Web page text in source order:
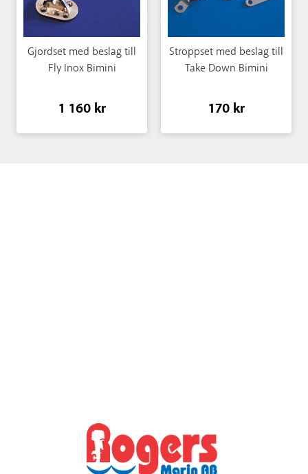
Gjordset med beslag till
Fly Inox Bimini
1 160 kr
Stroppset med beslag till
Take Down Bimini
170 kr